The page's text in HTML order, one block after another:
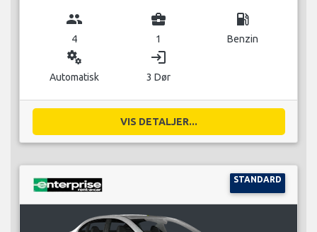
group
4
business_center
1
local_gas_station
Benzin
miscellaneous_services
Automatisk
login
3 Dør
VIS DETALJER...
STANDARD